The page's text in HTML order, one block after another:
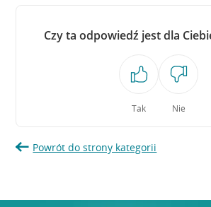
Czy ta odpowiedź jest dla
Tak Nie
Powrót do strony kategorii